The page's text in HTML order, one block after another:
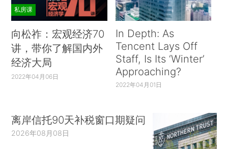
私房课
向松祚：宏观经济70
讲，带你了解国内外
经济大局
2022年04月06日
In Depth: As
Tencent Lays Off
Staff, Is Its ‘Winter’
Approaching?
2022年04月01日
离岸信托90天补税窗口期疑问
2026年08月08日